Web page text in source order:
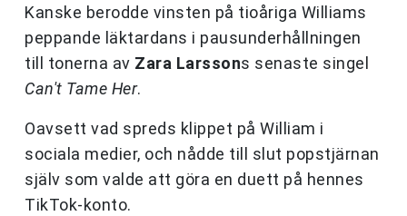
Kanske berodde vinsten på tioåriga Williams
peppande läktardans i pausunderhållningen
till tonerna av Zara Larssons senaste singel
Can't Tame Her.
Oavsett vad spreds klippet på William i
sociala medier, och nådde till slut popstjärnan
själv som valde att göra en duett på hennes
TikTok-konto.